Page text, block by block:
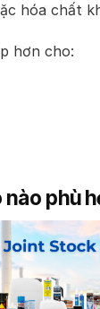
hóa chất
hơn cho:
nào phù